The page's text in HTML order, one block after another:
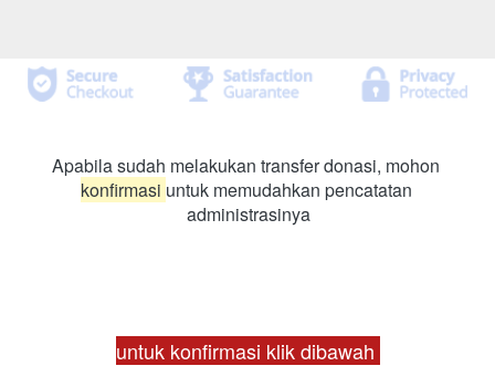
konfirmasi untuk memudahkan pencatatan
administrasinya
untuk konfirmasi klik dibawah